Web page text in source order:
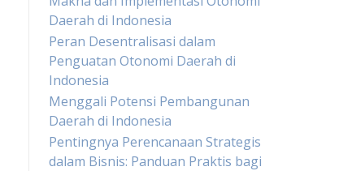
Daerah di Indonesia
Peran Desentralisasi dalam
Penguatan Otonomi Daerah di
Indonesia
Menggali Potensi Pembangunan
Daerah di Indonesia
Pentingnya Perencanaan Strategis
dalam Bisnis: Panduan Praktis bagi